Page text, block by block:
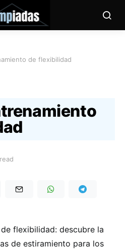
de flexibilidad
flexibilidad: descubre la
de estiramiento para los